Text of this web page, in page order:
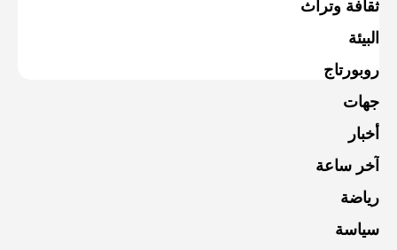
ثقافة وتراث
البيئة
روبورتاج
جهات
أخبار
آخر ساعة
رياضة
سياسة